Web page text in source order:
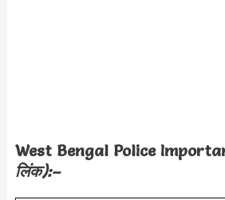
West Bengal Police
लिंक):–